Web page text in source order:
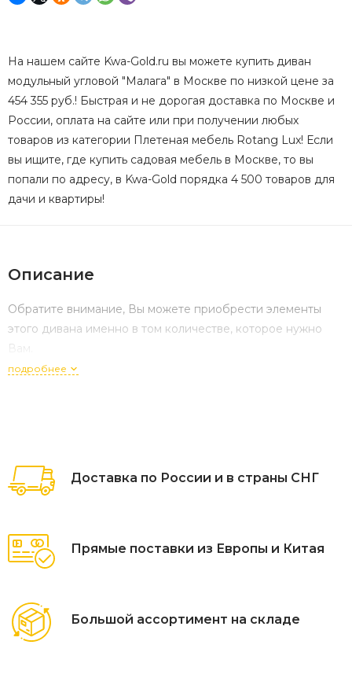
На нашем сайте Kwa-Gold.ru вы можете купить диван
модульный угловой "Малага" в Москве по низкой цене за
454 355 руб.! Быстрая и не дорогая доставка по Москве и
России, оплата на сайте или при получении любых
товаров из категории Плетеная мебель Rotang Lux! Если
вы ищите, где купить садовая мебель в Москве, то вы
попали по адресу, в Kwa-Gold порядка 4 500 товаров для
дачи и квартиры!
Описание
Обратите внимание, Вы можете приобрести элементы
этого дивана именно в том количестве, которое нужно
Вам.
подробнее
Доставка по России и в страны СНГ
Прямые поставки из Европы и Китая
Большой ассортимент на складе